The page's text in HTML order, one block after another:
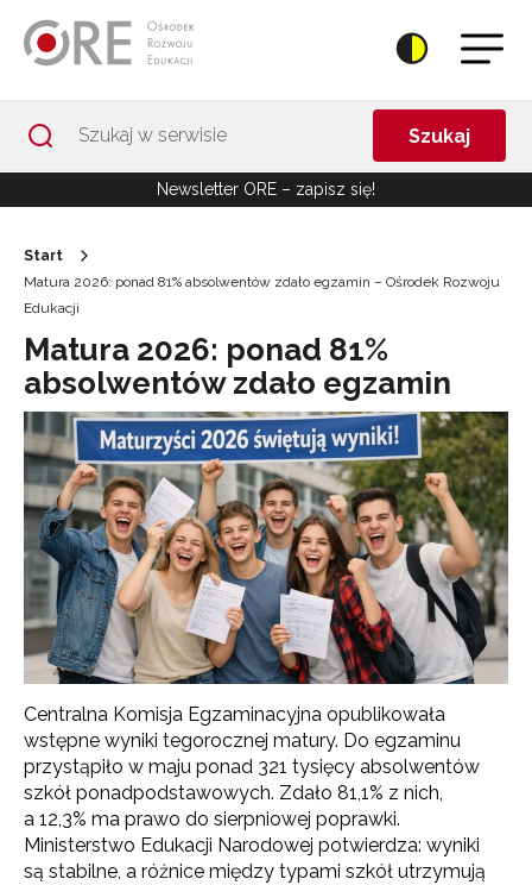
Szukaj
Newsletter ORE – zapisz się!
Start
Matura 2026: ponad 81% absolwentów zdało egzamin – Ośrodek Rozwoju
Edukacji
Matura 2026: ponad 81%
absolwentów zdało egzamin
Centralna Komisja Egzaminacyjna opublikowała
wstępne wyniki tegorocznej matury. Do egzaminu
przystąpiło w maju ponad 321 tysięcy absolwentów
szkół ponadpodstawowych. Zdało 81,1% z nich,
a 12,3% ma prawo do sierpniowej poprawki.
Ministerstwo Edukacji Narodowej potwierdza: wyniki
są stabilne, a różnice między typami szkół utrzymują